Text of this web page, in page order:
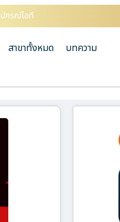
กรณ์ไอที
สาขาทั้งหมด
บทความ